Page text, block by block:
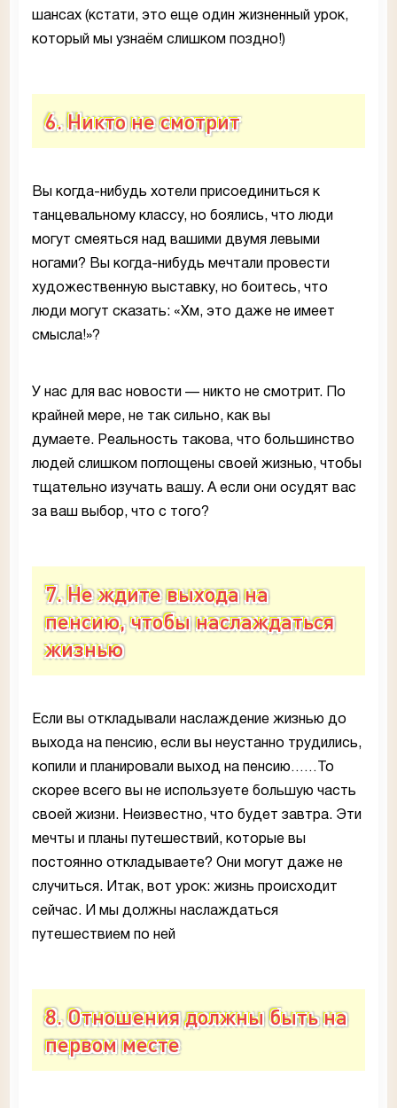
шансах (кстати, это еще один жизненный урок,
который мы узнаём слишком поздно!)
6. Никто не смотрит
Вы когда-нибудь хотели присоединиться к
танцевальному классу, но боялись, что люди
могут смеяться над вашими двумя левыми
ногами? Вы когда-нибудь мечтали провести
художественную выставку, но боитесь, что
люди могут сказать: «Хм, это даже не имеет
смысла!»?
У нас для вас новости — никто не смотрит. По
крайней мере, не так сильно, как вы
думаете. Реальность такова, что большинство
людей слишком поглощены своей жизнью, чтобы
тщательно изучать вашу. А если они осудят вас
за ваш выбор, что с того?
7. Не ждите выхода на
пенсию, чтобы наслаждаться
жизнью
Если вы откладывали наслаждение жизнью до
выхода на пенсию, если вы неустанно трудились,
копили и планировали выход на пенсию……То
скорее всего вы не используете большую часть
своей жизни. Неизвестно, что будет завтра. Эти
мечты и планы путешествий, которые вы
постоянно откладываете? Они могут даже не
случиться. Итак, вот урок: жизнь происходит
сейчас. И мы должны наслаждаться
путешествием по ней
8. Отношения должны быть на
первом месте